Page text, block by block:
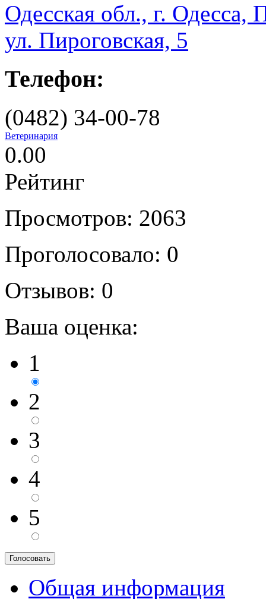
Одесская обл., г. Одесса,
ул. Пироговская, 5
Телефон:
(0482) 34-00-78
Ветеринария
0.00
Рейтинг
Просмотров: 2063
Проголосовало: 0
Отзывов: 0
Ваша оценка:
1
2
3
4
5
Общая информация